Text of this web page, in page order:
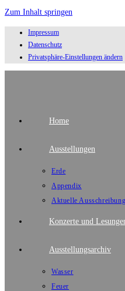
Zum Inhalt springen
Impressum
Datenschutz
Privatsphäre-Einstellungen ändern
Home
Ausstellungen
Erde
Appendix
Aktuelle
Konzerte und
Ausstellungsarchiv
Wasser
Feuer